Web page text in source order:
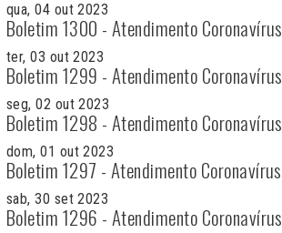
qua, 04 out 2023
Boletim 1300 - Atendimento Coronavírus
ter, 03 out 2023
Boletim 1299 - Atendimento Coronavírus
seg, 02 out 2023
Boletim 1298 - Atendimento Coronavírus
dom, 01 out 2023
Boletim 1297 - Atendimento Coronavírus
sab, 30 set 2023
Boletim 1296 - Atendimento Coronavírus